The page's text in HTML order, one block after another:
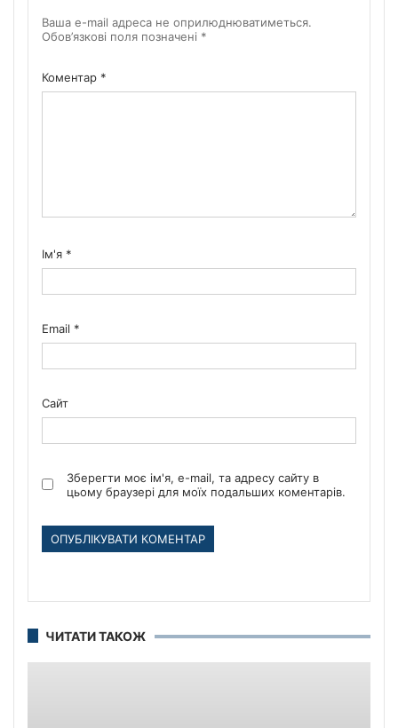
Ваша e-mail адреса не оприлюднюватиметься.
Обов’язкові поля позначені *
Коментар *
Ім'я *
Email *
Сайт
Зберегти моє ім'я, e-mail, та адресу сайту в
цьому браузері для моїх подальших коментарів.
ЧИТАТИ ТАКОЖ